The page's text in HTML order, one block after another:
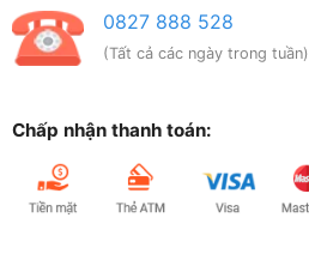
0827 888 528
(Tất cả các ngày trong tuần)
Chấp nhận thanh toán: